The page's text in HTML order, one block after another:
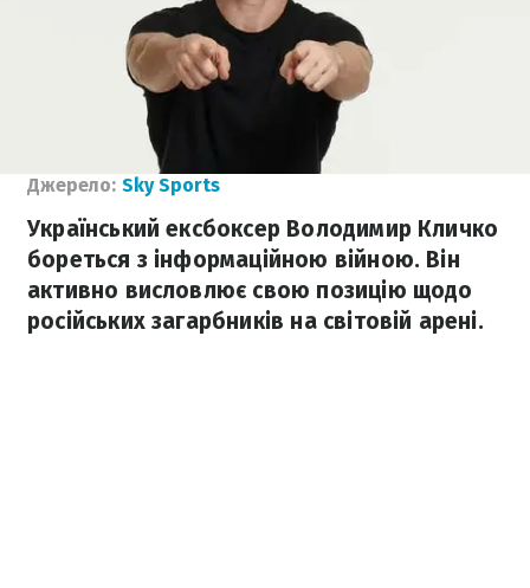
Джерело: Sky Sports
Український ексбоксер Володимир Кличко
бореться з інформаційною війною. Він
активно висловлює свою позицію щодо
російських загарбників на світовій арені.